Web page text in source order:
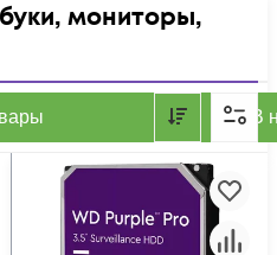
мониторы,
В